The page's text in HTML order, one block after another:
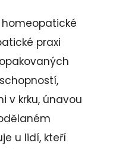
praxi
v krku, únavou
u lidí, kteří